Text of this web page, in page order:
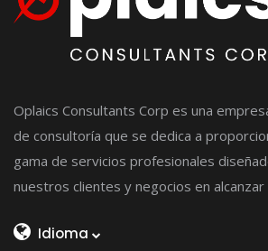
Oplaics Consultants Corp es una
de consultoría que se dedica a
gama de servicios profesionales
nuestros clientes y negocios en
Idioma